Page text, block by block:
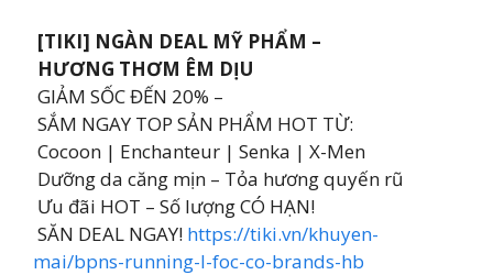
[TIKI] NGÀN DEAL MỸ PHẨM –
HƯƠNG THƠM ÊM DỊU
GIẢM SỐC ĐẾN 20% –
SẮM NGAY TOP SẢN PHẨM HOT TỪ:
Cocoon | Enchanteur | Senka | X-Men
Dưỡng da căng mịn – Tỏa hương quyến rũ
Ưu đãi HOT – Số lượng CÓ HẠN!
SĂN DEAL NGAY! https://tiki.vn/khuyen-
mai/bpns-running-l-foc-co-brands-hb